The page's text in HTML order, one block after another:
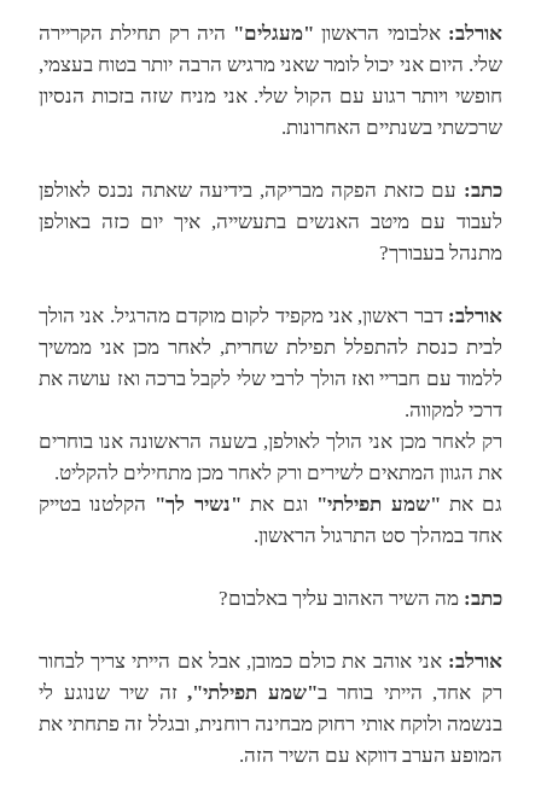
אורלב: אלבומי הראשון "מעגלים" היה רק תחילת הקריירה
שלי. היום אני יכול לומר שאני מרגיש הרבה יותר בטוח בעצמי,
חופשי ויותר רגוע עם הקול שלי. אני מניח שזה בזכות הנסיון
שרכשתי בשנתיים האחרונות.
כתב: עם כזאת הפקה מבריקה, בידיעה שאתה נכנס לאולפן
לעבוד עם מיטב האנשים בתעשייה, איך יום כזה באולפן
מתנהל בעבורך?
אורלב: דבר ראשון, אני מקפיד לקום מוקדם מהרגיל. אני הולך
לבית כנסת להתפלל תפילת שחרית, לאחר מכן אני ממשיך
ללמוד עם חבריי ואז הולך לרבי שלי לקבל ברכה ואז עושה את
דרכי למקווה.
רק לאחר מכן אני הולך לאולפן, בשעה הראשונה אנו בוחרים
את הגוון המתאים לשירים ורק לאחר מכן מתחילים להקליט.
גם את "שמע תפילתי" וגם את "נשיר לך" הקלטנו בטייק
אחד במהלך סט התרגול הראשון.
כתב: מה השיר האהוב עליך באלבום?
אורלב: אני אוהב את כולם כמובן, אבל אם הייתי צריך לבחור
רק אחד, הייתי בוחר ב"שמע תפילתי",זה שיר שנוגע לי
בנשמה ולוקח אותי רחוק מבחינה רוחנית, ובגלל זה פתחתי את
המופע הערב דווקא עם השיר הזה.